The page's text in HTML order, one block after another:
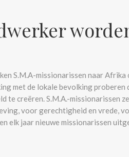
S.M.A-missionarissen naar Afrika
met de lokale bevolking proberen
te creëren. S.M.A.-missionarissen
voor gerechtigheid en vrede,
elk jaar nieuwe missionarissen